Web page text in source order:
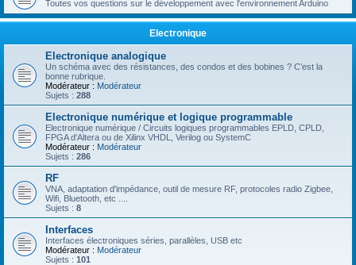
Toutes vos questions sur le développement avec l'environnement Arduino
Electronique
Electronique analogique
Un schéma avec des résistances, des condos et des bobines ? C’est la
bonne rubrique.
Modérateur : Modérateur
Sujets : 288
Electronique numérique et logique programmable
Electronique numérique / Circuits logiques programmables EPLD, CPLD,
FPGA d'Altera ou de Xilinx VHDL, Verilog ou SystemC
Modérateur : Modérateur
Sujets : 286
RF
VNA, adaptation d'impédance, outil de mesure RF, protocoles radio Zigbee,
Wifi, Bluetooth, etc ....
Sujets : 8
Interfaces
Interfaces électroniques séries, parallèles, USB etc
Modérateur : Modérateur
Sujets : 101